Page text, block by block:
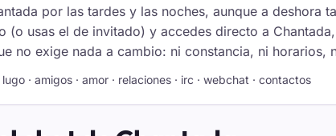
por las tardes y las noches, aunque a deshora
(o usas el de invitado) y accedes directo a
no exige nada a cambio: ni constancia, ni horarios,
· amigos · amor · relaciones · irc · webchat · contactos